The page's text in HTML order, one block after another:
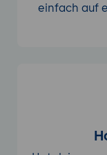
einfach auf